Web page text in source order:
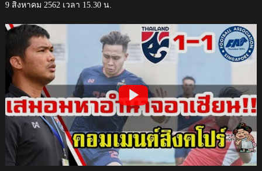
9 สิงหาคม 2562 เวลา 15.30 น.